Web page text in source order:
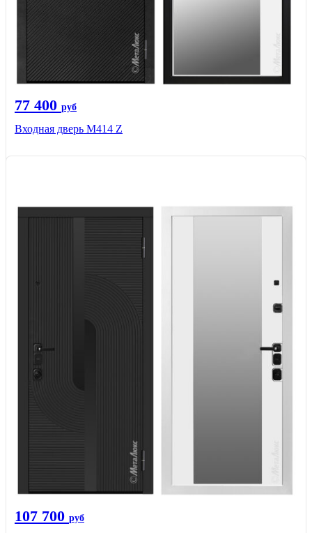
77 400 руб
Входная дверь М414 Z
107 700 руб